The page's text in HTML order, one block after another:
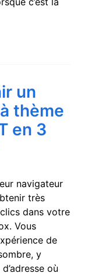
un
thème
en 3
navigateur
très
dans votre
Vous
de
y
où